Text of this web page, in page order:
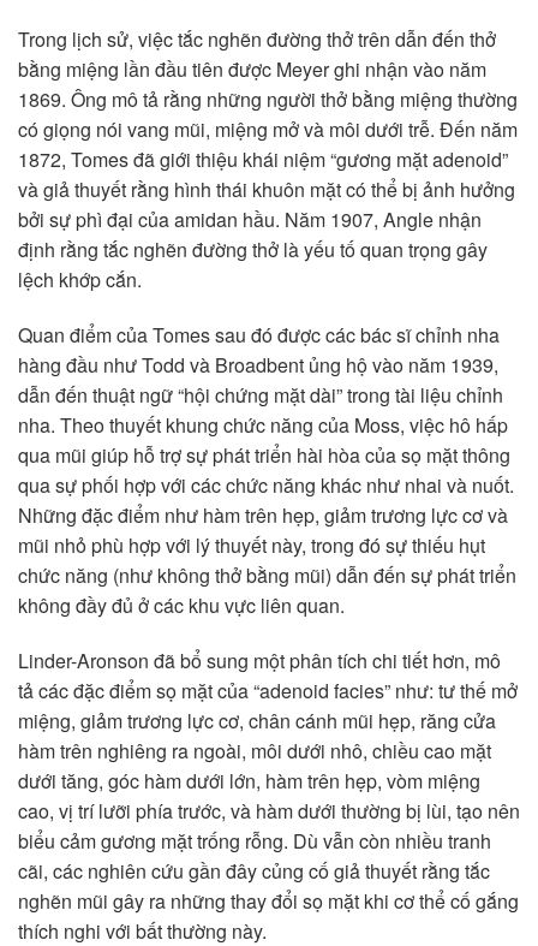
Trong lịch sử, việc tắc nghẽn đường thở trên dẫn đến thở
bằng miệng lần đầu tiên được Meyer ghi nhận vào năm
1869. Ông mô tả rằng những người thở bằng miệng thường
có giọng nói vang mũi, miệng mở và môi dưới trễ. Đến năm
1872, Tomes đã giới thiệu khái niệm “gương mặt adenoid”
và giả thuyết rằng hình thái khuôn mặt có thể bị ảnh hưởng
bởi sự phì đại của amidan hầu. Năm 1907, Angle nhận
định rằng tắc nghẽn đường thở là yếu tố quan trọng gây
lệch khớp cắn.
Quan điểm của Tomes sau đó được các bác sĩ chỉnh nha
hàng đầu như Todd và Broadbent ủng hộ vào năm 1939,
dẫn đến thuật ngữ “hội chứng mặt dài” trong tài liệu chỉnh
nha. Theo thuyết khung chức năng của Moss, việc hô hấp
qua mũi giúp hỗ trợ sự phát triển hài hòa của sọ mặt thông
qua sự phối hợp với các chức năng khác như nhai và nuốt.
Những đặc điểm như hàm trên hẹp, giảm trương lực cơ và
mũi nhỏ phù hợp với lý thuyết này, trong đó sự thiếu hụt
chức năng (như không thở bằng mũi) dẫn đến sự phát triển
không đầy đủ ở các khu vực liên quan.
Linder-Aronson đã bổ sung một phân tích chi tiết hơn, mô
tả các đặc điểm sọ mặt của “adenoid facies” như: tư thế mở
miệng, giảm trương lực cơ, chân cánh mũi hẹp, răng cửa
hàm trên nghiêng ra ngoài, môi dưới nhô, chiều cao mặt
dưới tăng, góc hàm dưới lớn, hàm trên hẹp, vòm miệng
cao, vị trí lưỡi phía trước, và hàm dưới thường bị lùi, tạo nên
biểu cảm gương mặt trống rỗng. Dù vẫn còn nhiều tranh
cãi, các nghiên cứu gần đây củng cố giả thuyết rằng tắc
nghẽn mũi gây ra những thay đổi sọ mặt khi cơ thể cố gắng
thích nghi với bất thường này.